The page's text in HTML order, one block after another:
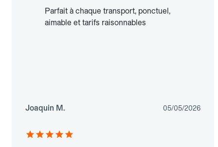
Parfait à chaque transport, ponctuel,
aimable et tarifs raisonnables
Joaquin M. 05/05/2026